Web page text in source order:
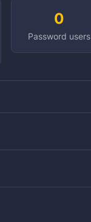
0
Password users